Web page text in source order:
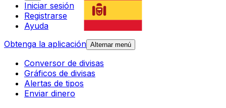
Iniciar sesión
Registrarse
Ayuda
Obtenga la aplicación Alternar menú
Conversor de divisas
Gráficos de divisas
Alertas de tipos
Enviar dinero